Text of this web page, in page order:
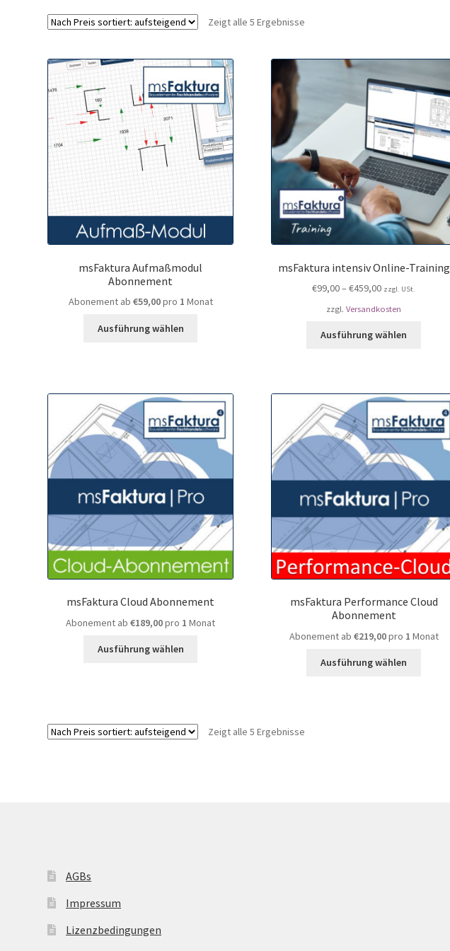
Zeigt alle 5 Ergebnisse
msFaktura Aufmaßmodul
Abonnement
Abonement ab €59,00pro 1 Monat
Ausführung wählen
msFaktura intensiv Online-Training
€99,00–€459,00 zzgl. USt.
zzgl.Versandkosten
Ausführung wählen
msFaktura Cloud Abonnement
Abonement ab€189,00pro 1 Monat
Ausführung wählen
msFaktura Performance Cloud
Abonnement
Abonement ab €219,00pro 1 Monat
Ausführung wählen
Zeigt alle 5 Ergebnisse
AGBs
Impressum
Lizenzbedingungen